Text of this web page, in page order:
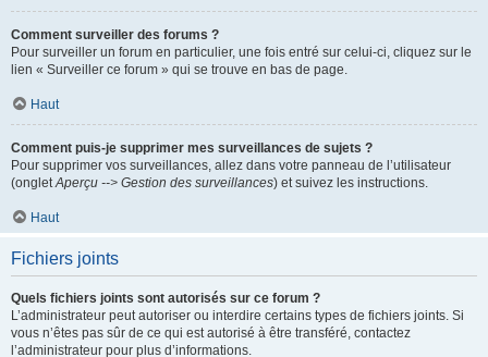
Comment surveiller des forums ?
Pour surveiller un forum en particulier, une fois entré sur celui-ci, cliquez sur le
lien « Surveiller ce forum » qui se trouve en bas de page.
Haut
Comment puis-je supprimer mes surveillances de sujets ?
Pour supprimer vos surveillances, allez dans votre panneau de l’utilisateur
(ongletAperçu --> Gestion des surveillances) et suivez les instructions.
Haut
Fichiers joints
Quels fichiers joints sont autorisés sur ce forum ?
L’administrateur peut autoriser ou interdire certains types de fichiers joints. Si
vous n’êtes pas sûr de ce qui est autorisé à être transféré, contactez
l’administrateur pour plus d’informations.